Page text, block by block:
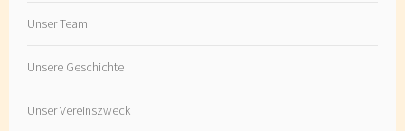
Unser Team
Unsere Geschichte
Unser Vereinszweck